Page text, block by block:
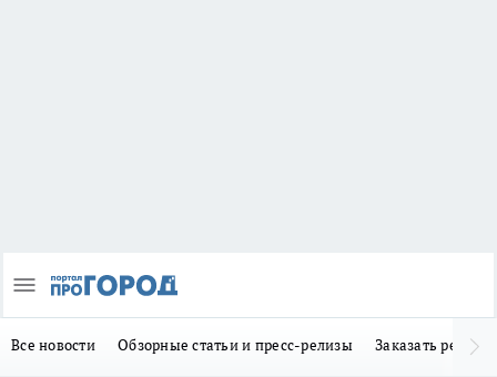
Все новости Обзорные статьи и пресс-релизы Заказать